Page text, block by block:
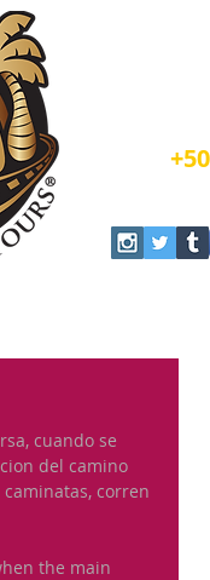
cuando se
del camino
corren
the main